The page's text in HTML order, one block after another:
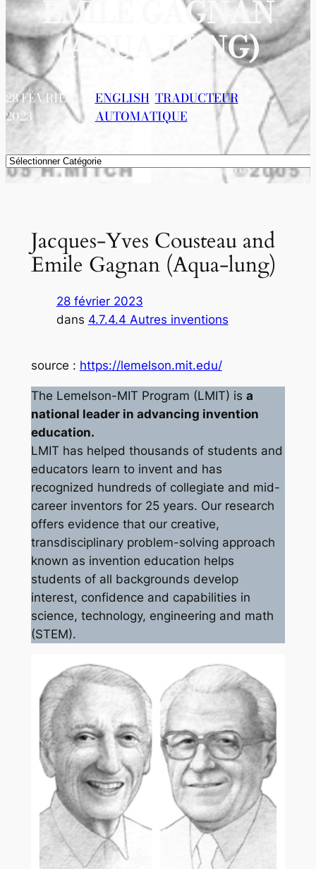
EMILE GAGNAN
(AQUA-LUNG)
28 FÉVRIER
2023
ENGLISH, TRADUCTEUR
AUTOMATIQUE
Catégories
Jacques-Yves Cousteau and
Emile Gagnan (Aqua-lung)
28 février 2023
dans 4.7.4.4 Autres inventions
source : https://lemelson.mit.edu/
The Lemelson-MIT Program (LMIT) is a
national leader in advancing invention
education.
LMIT has helped thousands of students and
educators learn to invent and has
recognized hundreds of collegiate and mid-
career inventors for 25 years. Our research
offers evidence that our creative,
transdisciplinary problem-solving approach
known as invention education helps
students of all backgrounds develop
interest, confidence and capabilities in
science, technology, engineering and math
(STEM).